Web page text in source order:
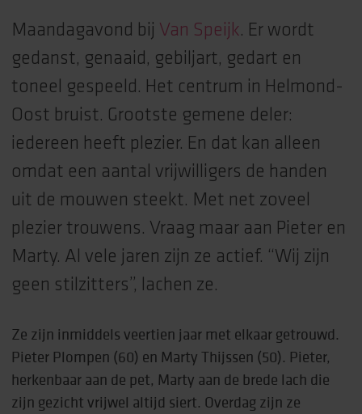
Maandagavond bij Van Speijk. Er wordt
gedanst, genaaid, gebiljart, gedart en
toneel gespeeld. Het centrum in Helmond-
Oost bruist. Grootste gemene deler:
iedereen heeft plezier. En dat kan alleen
omdat een aantal vrijwilligers de handen
uit de mouwen steekt. Met net zoveel
plezier trouwens. Vraag maar aan Pieter en
Marty. Al vele jaren zijn ze actief. “Wij zijn
geen stilzitters”, lachen ze.
Ze zijn inmiddels veertien jaar met elkaar getrouwd.
Pieter Plompen (60) en Marty Thijssen (50). Pieter,
herkenbaar aan de pet, Marty aan de brede lach die
zijn gezicht vrijwel altijd siert. Overdag zijn ze